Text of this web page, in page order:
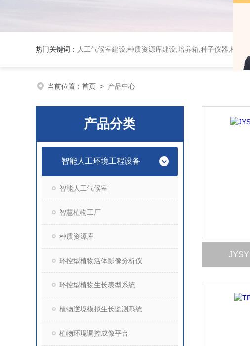
热门关键词： 人工气候室建设,种质资源库建设,培养箱,种子仪器,植物
当前位置： 首页 > 产品中心
产品分类
智能人工环境工程设备
智能人工气候室
智慧植物工厂
种质资源库
环控型植物活体影像分析仪
环控型植物生长表型系统
植物逆境模拟生长监测系统
植物环境调控成像平台